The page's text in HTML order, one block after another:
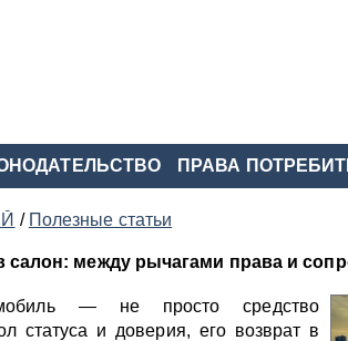
ПРАВА
/ Полезные статьи
салон: между рычагами права и
— не просто средство
статуса и доверия, его возврат в